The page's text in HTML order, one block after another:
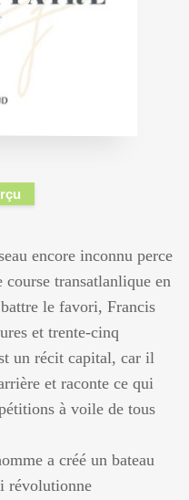
encore inconnu perce
transatlanlique en
le favori, Francis
et trente-cinq
un récit capital, car il
et raconte ce qui
à voile de tous
a créé un bateau
révolutionne